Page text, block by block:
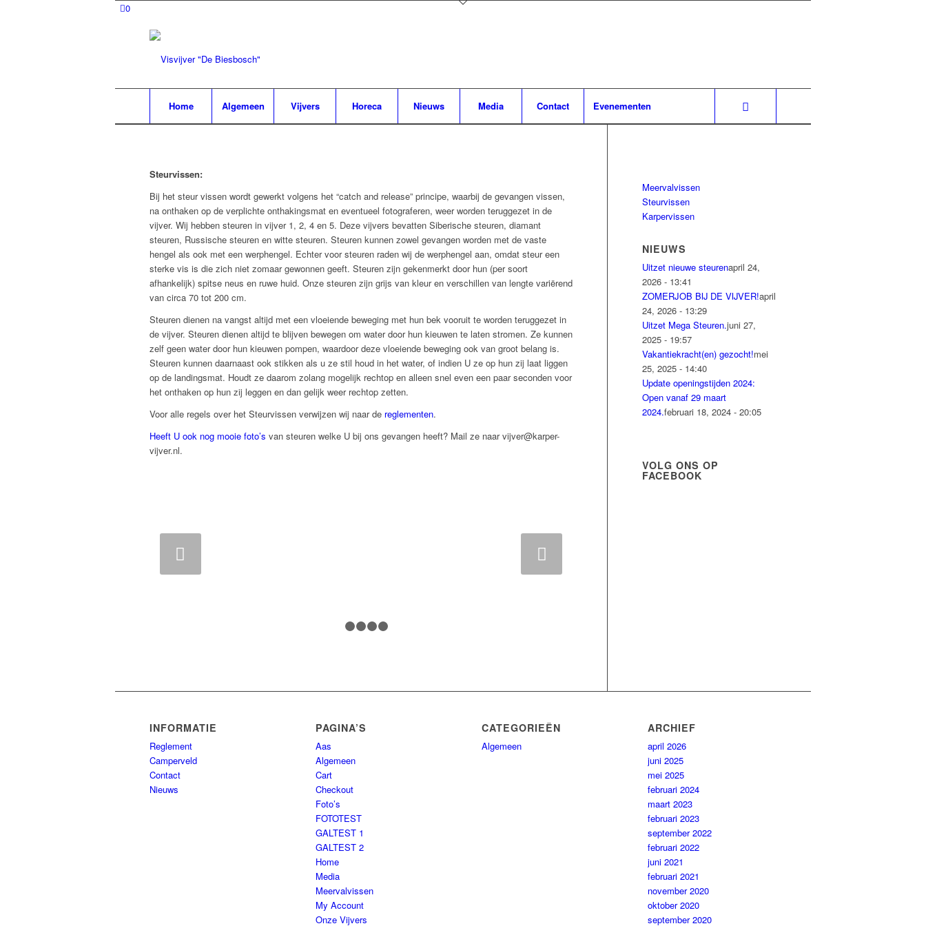
0
Home Algemeen Vijvers Horeca Nieuws Media Contact Evenementen
Steurvissen:
Bij het steur vissen wordt gewerkt volgens het “catch and release” principe, waarbij de gevangen vissen,
na onthaken op de verplichte onthakingsmat en eventueel fotograferen, weer worden teruggezet in de
vijver. Wij hebben steuren in vijver 1, 2, 4 en 5. Deze vijvers bevatten Siberische steuren, diamant
steuren, Russische steuren en witte steuren. Steuren kunnen zowel gevangen worden met de vaste
hengel als ook met een werphengel. Echter voor steuren raden wij de werphengel aan, omdat steur een
sterke vis is die zich niet zomaar gewonnen geeft. Steuren zijn gekenmerkt door hun (per soort
afhankelijk) spitse neus en ruwe huid. Onze steuren zijn grijs van kleur en verschillen van lengte variërend
van circa 70 tot 200 cm.
Steuren dienen na vangst altijd met een vloeiende beweging met hun bek vooruit te worden teruggezet in
de vijver. Steuren dienen altijd te blijven bewegen om water door hun kieuwen te laten stromen. Ze kunnen
zelf geen water door hun kieuwen pompen, waardoor deze vloeiende beweging ook van groot belang is.
Steuren kunnen daarnaast ook stikken als u ze stil houd in het water, of indien U ze op hun zij laat liggen
op de landingsmat. Houdt ze daarom zolang mogelijk rechtop en alleen snel even een paar seconden voor
het onthaken op hun zij leggen en dan gelijk weer rechtop zetten.
Voor alle regels over het Steurvissen verwijzen wij naar de reglementen.
Heeft U ook nog mooie foto’s van steuren welke U bij ons gevangen heeft? Mail ze naar vijver@karper-
vijver.nl.
Meervalvissen
Steurvissen
Karpervissen
NIEUWS
Uitzet nieuwe steurenapril 24,
2026 - 13:41
ZOMERJOB BIJ DE VIJVER!april
24, 2026 - 13:29
Uitzet Mega Steuren.juni 27,
2025 - 19:57
Vakantiekracht(en) gezocht!mei
25, 2025 - 14:40
Update openingstijden 2024:
Open vanaf 29 maart
2024.februari 18, 2024 - 20:05
VOLG ONS OP
FACEBOOK
INFORMATIE
Reglement
Camperveld
Contact
Nieuws
PAGINA’S
Aas
Algemeen
Cart
Checkout
Foto’s
FOTOTEST
GALTEST 1
GALTEST 2
Home
Media
Meervalvissen
My Account
Onze Vijvers
CATEGORIEËN
Algemeen
ARCHIEF
april 2026
juni 2025
mei 2025
februari 2024
maart 2023
februari 2023
september 2022
februari 2022
juni 2021
februari 2021
november 2020
oktober 2020
september 2020